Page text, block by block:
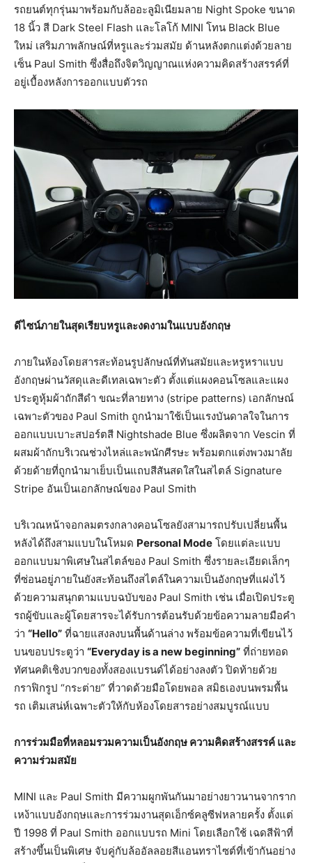
รถยนต์ทุกรุ่นมาพร้อมกับล้ออะลูมิเนียมลาย Night Spoke ขนาด
18 นิ้ว สี Dark Steel Flash และโลโก้ MINI โทน Black Blue
ใหม่ เสริมภาพลักษณ์ที่หรูและร่วมสมัย ด้านหลังตกแต่งด้วยลาย
เซ็น Paul Smith ซึ่งสื่อถึงจิตวิญญาณแห่งความคิดสร้างสรรค์ที่
อยู่เบื้องหลังการออกแบบตัวรถ
ดีไซน์ภายในสุดเรียบหรูและงดงามในแบบอังกฤษ
ภายในห้องโดยสารสะท้อนรูปลักษณ์ที่ทันสมัยและหรูหราแบบ
อังกฤษผ่านวัสดุและดีเทลเฉพาะตัว ตั้งแต่แผงคอนโซลและแผง
ประตูหุ้มผ้าถักสีดำ ขณะที่ลายทาง (stripe patterns) เอกลักษณ์
เฉพาะตัวของ Paul Smith ถูกนำมาใช้เป็นแรงบันดาลใจในการ
ออกแบบเบาะสปอร์ตสี Nightshade Blue ซึ่งผลิตจาก Vescin ที่
ผสมผ้าถักบริเวณช่วงไหล่และพนักศีรษะ พร้อมตกแต่งพวงมาลัย
ด้วยด้ายที่ถูกนำมาเย็บเป็นแถบสีสันสดใสในสไตล์ Signature
Stripe อันเป็นเอกลักษณ์ของ Paul Smith
บริเวณหน้าจอกลมตรงกลางคอนโซลยังสามารถปรับเปลี่ยนพื้น
หลังได้ถึงสามแบบในโหมด Personal Mode โดยแต่ละแบบ
ออกแบบมาพิเศษในสไตล์ของ Paul Smith ซึ่งรายละเอียดเล็กๆ
ที่ซ่อนอยู่ภายในยังสะท้อนถึงสไตล์ในความเป็นอังกฤษที่แฝงไว้
ด้วยความสนุกตามแบบฉบับของ Paul Smith เช่น เมื่อเปิดประตู
รถผู้ขับและผู้โดยสารจะได้รับการต้อนรับด้วยข้อความลายมือคำ
ว่า “Hello” ที่ฉายแสงลงบนพื้นด้านล่าง พร้อมข้อความที่เขียนไว้
บนขอบประตูว่า “Everyday is a new beginning” ที่ถ่ายทอด
ทัศนคติเชิงบวกของทั้งสองแบรนด์ได้อย่างลงตัว ปิดท้ายด้วย
กราฟิกรูป “กระต่าย” ที่วาดด้วยมือโดยพอล สมิธเองบนพรมพื้น
รถ เติมเสน่ห์เฉพาะตัวให้กับห้องโดยสารอย่างสมบูรณ์แบบ
การร่วมมือที่หลอมรวมความเป็นอังกฤษ ความคิดสร้างสรรค์ และ
ความร่วมสมัย
MINI และ Paul Smith มีความผูกพันกันมาอย่างยาวนานจากราก
เหง้าแบบอังกฤษและการร่วมงานสุดเอ็กซ์คลูซีฟหลายครั้ง ตั้งแต่
ปี 1998 ที่ Paul Smith ออกแบบรถ Mini โดยเลือกใช้ เฉดสีฟ้าที่
สร้างขึ้นเป็นพิเศษ จับคู่กับล้ออัลลอยสีแอนทราไซต์ที่เข้ากันอย่าง